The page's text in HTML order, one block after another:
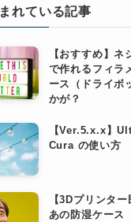
れている記事
【おすすめ】ネ
で作れるフィラ
ース（ドライボ
かが？
【Ver.5.x.x】
Cura の使い方
【3Dプリンター
あの防湿ケース